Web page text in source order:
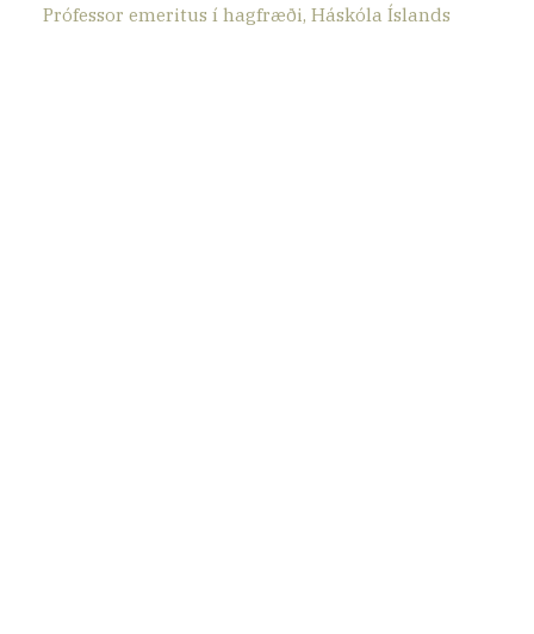
Prófessor emeritus í hagfræði, Háskóla Íslands